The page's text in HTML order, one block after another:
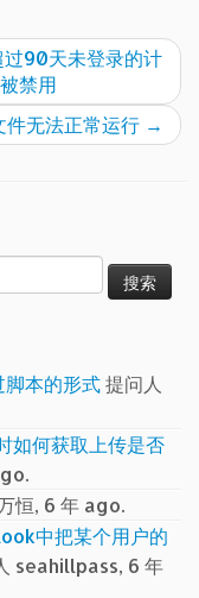
过90天未登录的计
禁用
无法正常运行 →
本的形式提问人
何获取上传是否
恒, 6 年 ago.
中把某个用户的
seahillpass, 6 年